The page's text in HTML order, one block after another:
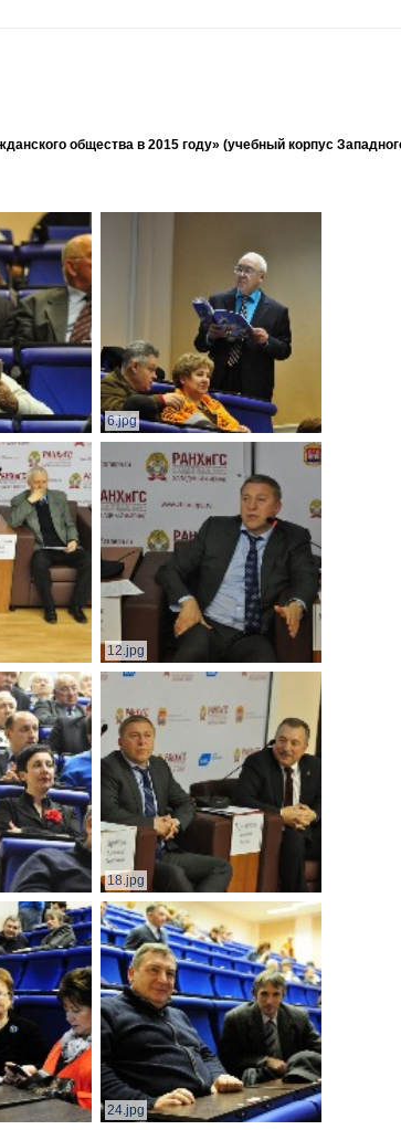
общества в 2015 году» (учебный корпус
6.jpg
12.jpg
18.jpg
24.jpg